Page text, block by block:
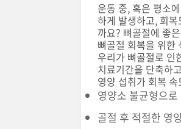
운동 중, 혹은 평소
하게 발생하고, 회
까요? 뼈골절에 좋
뼈골절 회복을 위한
우리가 뼈골절로 인
치료기간을 단축하
영양 섭취가 회복
영양소 불균형으
골절 후 적절한 영